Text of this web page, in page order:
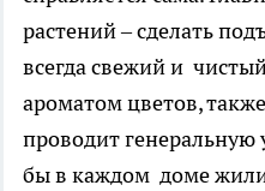
растений – сделать
всегда свежий и
ароматом цветов,
проводит генеральную
бы в каждом доме